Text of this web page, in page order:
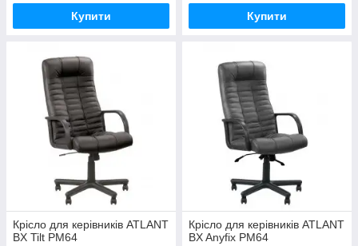
Купити Купити
Крісло для керівників ATLANT
BX Tilt PM64
Крісло для керівників ATLANT
BX Anyfix PM64